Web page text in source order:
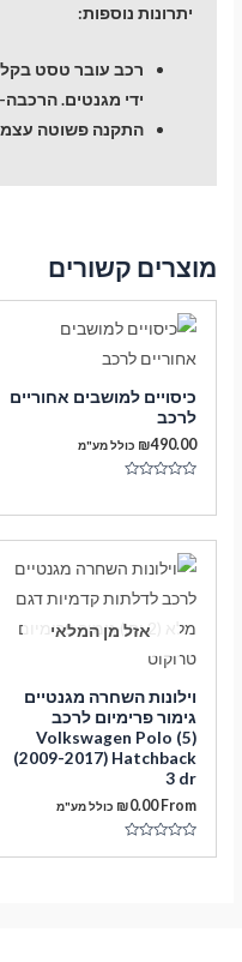
יתרונות נוספות:
רכב עובר טסט
ידי מגנטים. הרכבה-
התקנה פשוטה
מוצרים קשורים
כיסויים למושבים אחוריים
לרכב
₪490.00 כולל מע"מ
מתוך
אזל מן המלאי
וילונות השחרה מגנטיים
גימור פרימיום לרכב
Volkswagen Polo (5)
(2009-2017) Hatchback
3 dr
From
₪0.00 כולל מע"מ